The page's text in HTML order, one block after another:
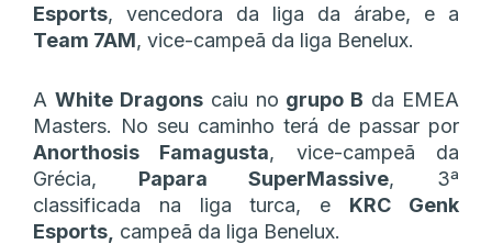
Esports, vencedora da liga da árabe, e a
Team 7AM, vice-campeã da liga Benelux.
A White Dragons caiu no grupo B da EMEA
Masters. No seu caminho terá de passar por
Anorthosis Famagusta, vice-campeã da
Grécia, Papara SuperMassive, 3ª
classificada na liga turca, e KRC Genk
Esports, campeã da liga Benelux.